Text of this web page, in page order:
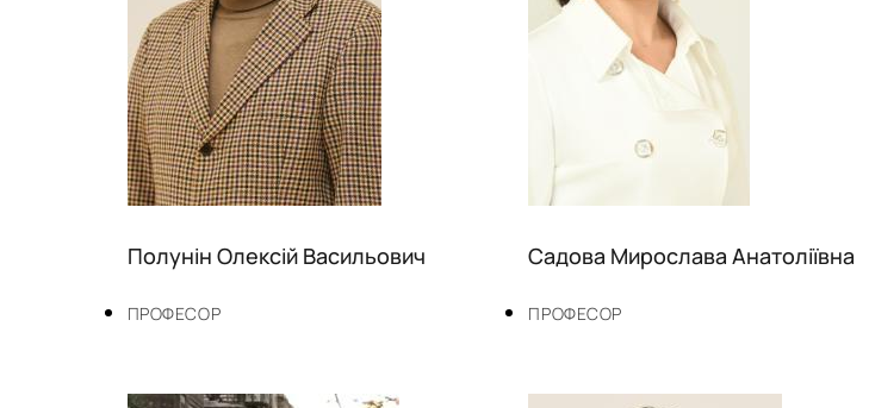
ПРОФЕСОР
Полунін Олексій Васильович
ПРОФЕСОР
Садова Мирослава Анатоліївна